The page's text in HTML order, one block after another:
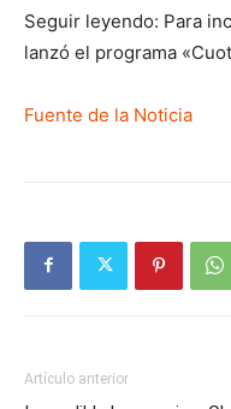
Seguir leyendo: Para
lanzó el programa
Fuente de la Noticia
Artículo anterior